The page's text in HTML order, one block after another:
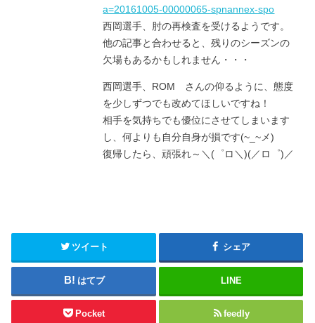
a=20161005-00000065-spnannex-spo
西岡選手、肘の再検査を受けるようです。
他の記事と合わせると、残りのシーズンの
欠場もあるかもしれません・・・
西岡選手、ROM さんの仰るように、態度
を少しずつでも改めてほしいですね！
相手を気持ちでも優位にさせてしまいます
し、何よりも自分自身が損です(~_~メ)
復帰したら、頑張れ～＼(゜ロ＼)(／ロ゜)／
ツイート シェア
はてブ LINE
Pocket feedly